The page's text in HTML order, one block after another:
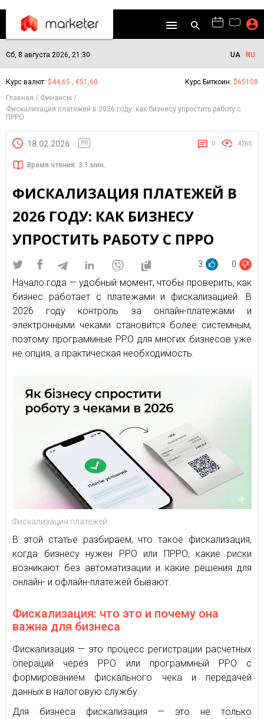
Сб, 8 августа 2026, 21:30 UA RU
Курс валют: $44,65 , €51,60 Курс Биткоин: $65108
Главная
Финансы
Фискализация платежей в 2026 году: как бизнесу упростить работу с
ПРРО
18.02.2026 PR 0 4265
Время чтения: 3.1 мин.
ФИСКАЛИЗАЦИЯ ПЛАТЕЖЕЙ В
2026 ГОДУ: КАК БИЗНЕСУ
УПРОСТИТЬ РАБОТУ С ПРРО
3 0
Начало года — удобный момент, чтобы проверить, как
бизнес работает с платежами и фискализацией. В
2026 году контроль за онлайн-платежами и
электронными чеками становится более системным,
поэтому программные РРО для многих бизнесов уже
не опция, а практическая необходимость.
Фискализация платежей
В этой статье разбираем, что такое фискализация,
когда бизнесу нужен РРО или ПРРО, какие риски
возникают без автоматизации и какие решения для
онлайн- и офлайн-платежей бывают.
Фискализация: что это и почему она
важна для бизнеса
Фискализация — это процесс регистрации расчетных
операций через РРО или программный РРО с
формированием фискального чека и передачей
данных в налоговую службу.
Для бизнеса фискализация — это не только